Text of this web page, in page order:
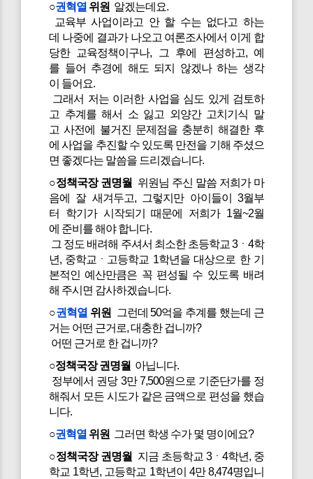
○권혁열 위원 알겠는데요.
교육부 사업이라고 안 할 수는 없다고 하는
데 나중에 결과가 나오고 여론조사에서 이게 합
당한 교육정책이구나, 그 후에 편성하고, 예
를 들어 추경에 해도 되지 않겠나 하는 생각
이 들어요.
그래서 저는 이러한 사업을 심도 있게 검토하
고 추계를 해서 소 잃고 외양간 고치기식 말
고 사전에 불거진 문제점을 충분히 해결한 후
에 사업을 추진할 수 있도록 만전을 기해 주셨으
면 좋겠다는 말씀을 드리겠습니다.
○정책국장 권명월
위원님 주신 말씀 저희가 마
음에 잘 새겨두고, 그렇지만 아이들이 3월부
터 학기가 시작되기 때문에 저희가 1월~2월
에 준비를 해야 합니다.
그 정도 배려해 주셔서 최소한 초등학교 3ㆍ4학
년, 중학교ㆍ고등학교 1학년을 대상으로 한 기
본적인 예산만큼은 꼭 편성될 수 있도록 배려
해 주시면 감사하겠습니다.
○권혁열 위원
그런데 50억을 추계를 했는데 근
거는 어떤 근거로, 대충한 겁니까?
어떤 근거로 한 겁니까?
○정책국장 권명월 아닙니다.
정부에서 권당 3만 7,500원으로 기준단가를 정
해줘서 모든 시도가 같은 금액으로 편성을 했습
니다.
○권혁열 위원 그러면 학생 수가 몇 명이에요?
○정책국장 권명월
지금 초등학교 3ㆍ4학년, 중
학교 1학년, 고등학교 1학년이 4만 8,474명입니